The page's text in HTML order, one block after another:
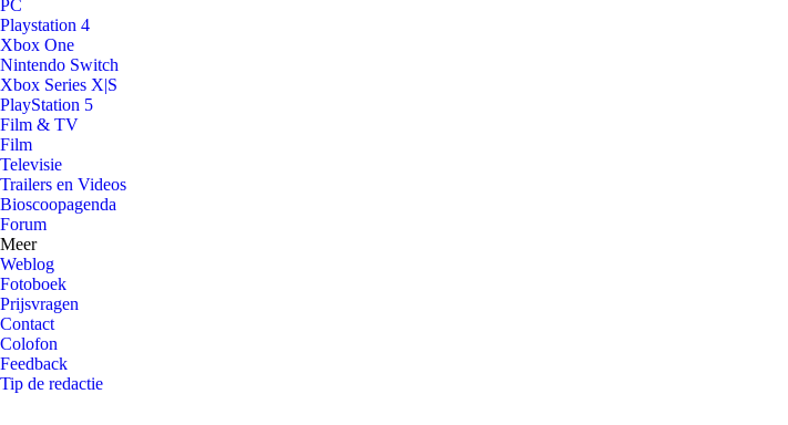
PC
Playstation 4
Xbox One
Nintendo Switch
Xbox Series X|S
PlayStation 5
Film & TV
Film
Televisie
Trailers en Videos
Bioscoopagenda
Forum
Meer
Weblog
Fotoboek
Prijsvragen
Contact
Colofon
Feedback
Tip de redactie